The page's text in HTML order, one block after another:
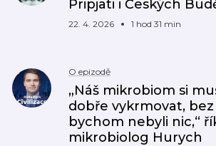
Pripjati i Českých
22. 4. 2026 1 hod 31 min
O epizodě
„Náš mikrobiom si
dobře vykrmovat, bez
bychom nebyli nic,“
mikrobiolog Hurych